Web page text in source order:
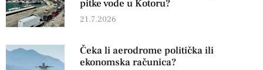
pitke vode u Kotoru?
21.7.2026
Čeka li aerodrome politička ili
ekonomska računica?